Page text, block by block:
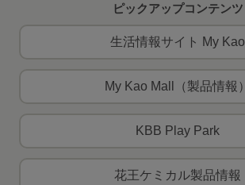
ピックアップコンテンツ
生活情報サイト My Kao
My Kao Mall（製品情報）
KBB Play Park
花王ケミカル製品情報